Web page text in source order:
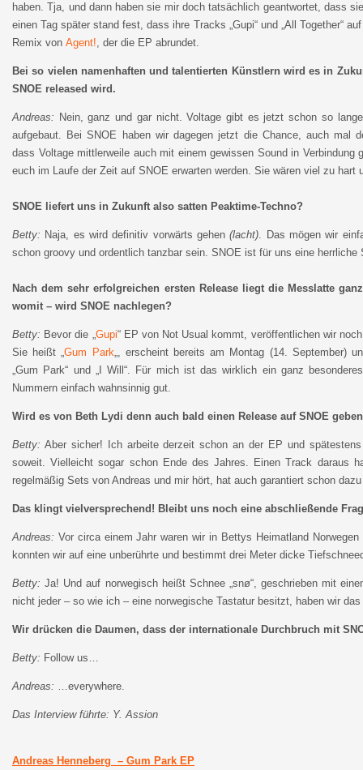
haben. Tja, und dann haben sie mir doch tatsächlich geantwortet, dass
einen Tag später stand fest, dass ihre Tracks „Gupi“ und „All Together“
Remix von Agent!, der die EP abrundet.
Bei so vielen namenhaften und talentierten Künstlern wird es in
SNOE released wird.
Andreas: Nein, ganz und gar nicht. Voltage gibt es jetzt schon so
aufgebaut. Bei SNOE haben wir dagegen jetzt die Chance, auch mal
dass Voltage mittlerweile auch mit einem gewissen Sound in
euch im Laufe der Zeit auf SNOE erwarten werden. Sie wären viel zu hart
SNOE liefert uns in Zukunft also satten Peaktime-Techno?
Betty: Naja, es wird definitiv vorwärts gehen(lacht). Das mögen wir
schon groovy und ordentlich tanzbar sein. SNOE ist für uns eine
Nach dem sehr erfolgreichen ersten Release liegt die Messlatte
womit – wird SNOE nachlegen?
Betty: Bevor die „Gupi“ EP von Not Usual kommt, veröffentlichen wir
Sie heißt „Gum Park„, erscheint bereits am Montag (14. September)
„Gum Park“ und „I Will“. Für mich ist das wirklich ein ganz
Nummern einfach wahnsinnig gut.
Wird es von Beth Lydi denn auch bald einen Release auf SNOE
Betty: Aber sicher! Ich arbeite derzeit schon an der EP und
soweit. Vielleicht sogar schon Ende des Jahres. Einen Track daraus
regelmäßig Sets von Andreas und mir hört, hat auch garantiert schon
Das klingt vielversprechend! Bleibt uns noch eine abschließende
Andreas: Vor circa einem Jahr waren wir in Bettys Heimatland
konnten wir auf eine unberührte und bestimmt drei Meter dicke
Betty:Ja! Und auf norwegisch heißt Schnee „snø“, geschrieben mit
nicht jeder – so wie ich – eine norwegische Tastatur besitzt, haben wir
Wir drücken die Daumen, dass der internationale Durchbruch mit
Betty: Follow us…
Andreas: …everywhere.
Das Interview führte: Y. Assion
Andreas Henneberg – Gum Park EP